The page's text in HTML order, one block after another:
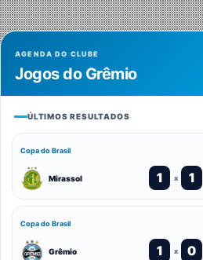
AGENDA DO CLUBE
Jogos do Grêmio
ÚLTIMOS RESULTADOS
Copa do Brasil
Mirassol 1 x 1
Copa do Brasil
Grêmio 1 x 0